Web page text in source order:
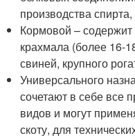
производства
Кормовой – содержит
крахмала (более 16-
свиней, крупного
Универсального
сочетают в себе все
видов и могут
скоту, для